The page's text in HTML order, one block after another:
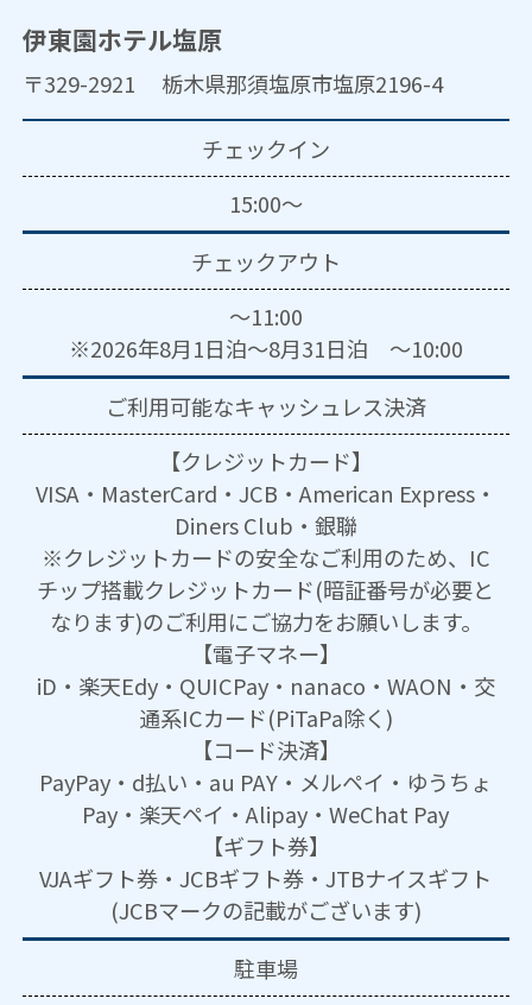
伊東園ホテル塩原
〒329-2921 栃木県那須塩原市塩原2196-4
チェックイン
15:00～
チェックアウト
～11:00
※2026年8月1日泊～8月31日泊 ～10:00
ご利用可能なキャッシュレス決済
【クレジットカード】
VISA・MasterCard・JCB・American Express・
Diners Club・銀聯
※クレジットカードの安全なご利用のため、IC
チップ搭載クレジットカード(暗証番号が必要と
なります)のご利用にご協力をお願いします。
【電子マネー】
iD・楽天Edy・QUICPay・nanaco・WAON・交
通系ICカード(PiTaPa除く)
【コード決済】
PayPay・d払い・au PAY・メルペイ・ゆうちょ
Pay・楽天ペイ・Alipay・WeChat Pay
【ギフト券】
VJAギフト券・JCBギフト券・JTBナイスギフト
(JCBマークの記載がございます)
駐車場